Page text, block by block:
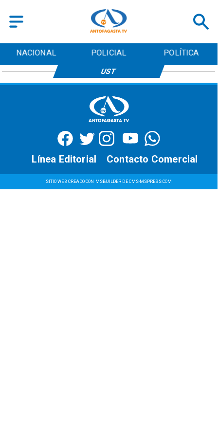
NACIONAL POLICIAL POLÍTICA
UST
SITIO WEB CREADO CON MSBUILDER DE CMS-MSPRESS.COM
Contacto Comercial
Línea Editorial